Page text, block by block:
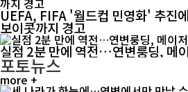
UEFA, FIFA '월드컵 민영화' 추진
보이콧까지 경고
실점 2분 만에 역전…연변룽딩, 메
포토뉴스
more +